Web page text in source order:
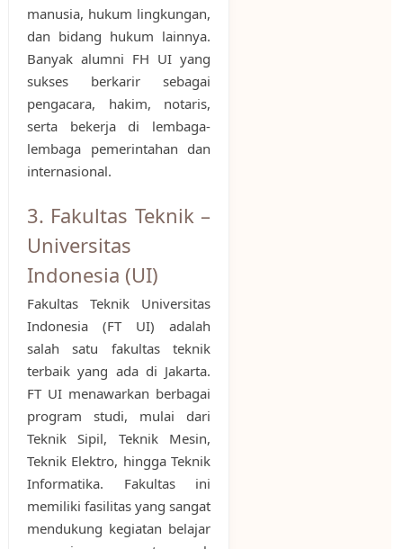
manusia, hukum lingkungan,
dan bidang hukum lainnya.
Banyak alumni FH UI yang
sukses berkarir sebagai
pengacara, hakim, notaris,
serta bekerja di lembaga-
lembaga pemerintahan dan
internasional.
3. Fakultas Teknik –
Universitas
Indonesia (UI)
Fakultas Teknik Universitas
Indonesia (FT UI) adalah
salah satu fakultas teknik
terbaik yang ada di Jakarta.
FT UI menawarkan berbagai
program studi, mulai dari
Teknik Sipil, Teknik Mesin,
Teknik Elektro, hingga Teknik
Informatika. Fakultas ini
memiliki fasilitas yang sangat
mendukung kegiatan belajar